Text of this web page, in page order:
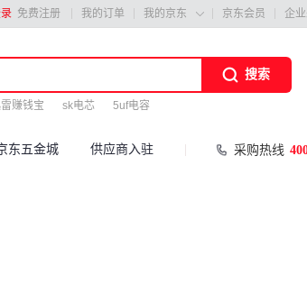
免费注册 我的订单 我的京东  京东会员 企
搜索
赚钱宝 sk电芯 5uf电容
东五金城 供应商入驻 采购热线